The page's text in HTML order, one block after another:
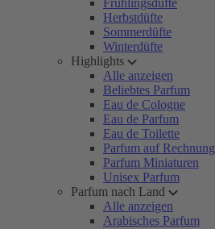
Frühlingsdüfte
Herbstdüfte
Sommerdüfte
Winterdüfte
Highlights
Alle anzeigen
Beliebtes Parfum
Eau de Cologne
Eau de Parfum
Eau de Toilette
Parfum auf Rechnung
Parfum Miniaturen
Unisex Parfum
Parfum nach Land
Alle anzeigen
Arabisches Parfum